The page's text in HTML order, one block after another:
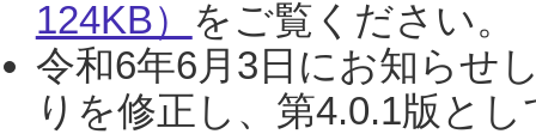
124KB） をご覧ください。
令和6年6月3日にお知らせ
りを修正し、第4.0.1版と